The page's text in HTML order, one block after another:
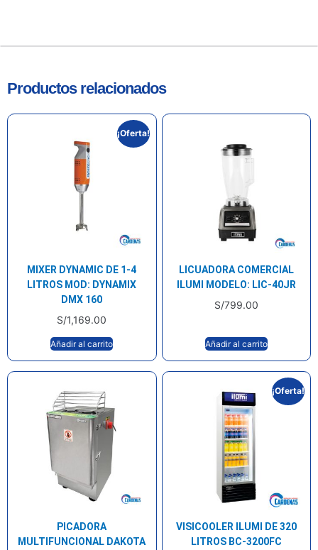
Productos relacionados
¡Oferta!
MIXER DYNAMIC DE 1-4
LITROS MOD: DYNAMIX
DMX 160
S/1,169.00
Añadir al carrito
LICUADORA COMERCIAL
ILUMI MODELO: LIC-40JR
S/799.00
Añadir al carrito
PICADORA
MULTIFUNCIONAL DAKOTA
¡Oferta!
VISICOOLER ILUMI DE 320
LITROS BC-3200FC